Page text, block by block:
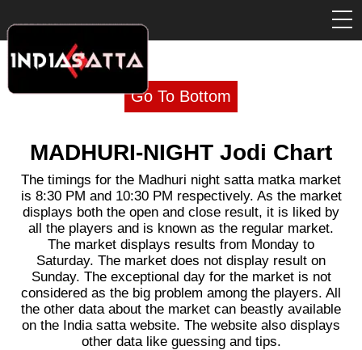
Go To Bottom
MADHURI-NIGHT Jodi Chart
The timings for the Madhuri night satta matka market
is 8:30 PM and 10:30 PM respectively. As the market
displays both the open and close result, it is liked by
all the players and is known as the regular market.
The market displays results from Monday to
Saturday. The market does not display result on
Sunday. The exceptional day for the market is not
considered as the big problem among the players. All
the other data about the market can beastly available
on the India satta website. The website also displays
other data like guessing and tips.